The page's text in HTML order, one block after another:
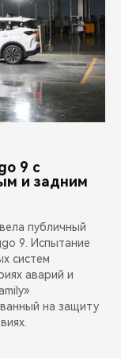
9 с
и задним
публичный
9. Испытание
систем
аварий и
на защиту